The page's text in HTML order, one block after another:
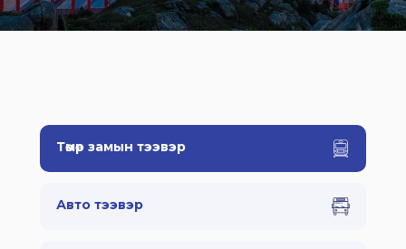
Төмөр замын тээвэр
Авто тээвэр